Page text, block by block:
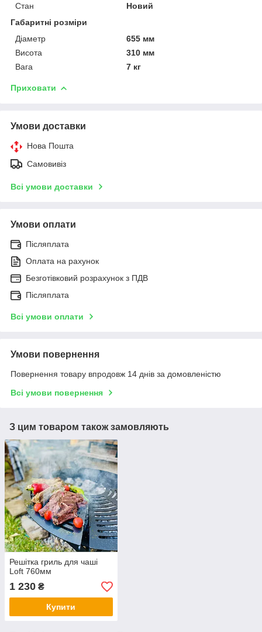
Стан
Новий
Габаритні розміри
Діаметр
655 мм
Висота
310 мм
Вага
7 кг
Приховати
Умови доставки
Нова Пошта
Самовивіз
Всі умови доставки
Умови оплати
Післяплата
Оплата на рахунок
Безготівковий розрахунок з ПДВ
Післяплата
Всі умови оплати
Умови повернення
Повернення товару впродовж 14 днів за домовленістю
Всі умови повернення
З цим товаром також замовляють
Решітка гриль для чаші
Loft 760мм
1 230 ₴
Купити